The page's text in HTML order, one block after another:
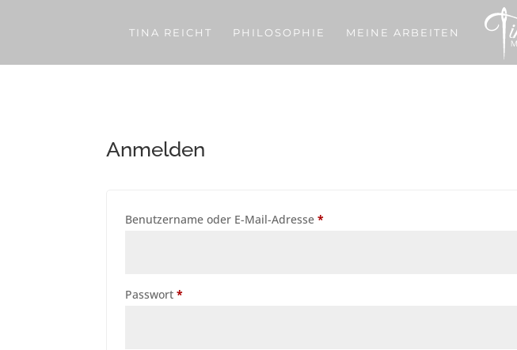
TINA REICHT PHILOSOPHIE MEINE ARBEITEN
Anmelden
Benutzername oder E-Mail-Adresse*Erforderlich
Passwort*Erforderlich